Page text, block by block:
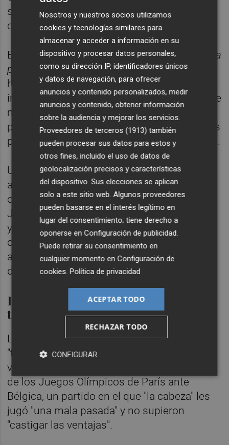
segundas opciones para rebajar la distancia
con las campeonas continentales.
España siguió acumulando errores en tiros,
a
priori
, fáciles en una tarde aciaga para las
hispanas, desbordadas por el acierto
inacabable desde el perímetro de su rival que
mantenía diferencias cercanas a los 20
puntos, y que le negó la remontada con unas
posesiones más largas para sellar su triunfo.
Un triple de Vilaró (60-71) fue el último
aliento de una España que se vio frenada,
otra vez, en la frontera de los cuartos en los
Juegos Olímpicos. La Bélgica de Meeseman
y Linskens que ya les ganó en la final
continental le apartó esta vez de seguir
alargando el sueño olímpico en los Juegos
del 5x5 femenino.
Laura Gil: "Nos merecíamos
terminar de una forma diferente"
La jugadoraLaura Gildijo que se merecían
"terminar de una forma diferente este
verano" después de caer en cuartos de final
de los Juegos Olímpicos de París ante
Bélgica, un partido en el que "la cabeza" les
jugó "una mala pasada" y no supieron
"castigar las ventajas".
Nosotros y nuestros socios utilizamos
cookies y tecnologías similares para
almacenar y acceder a información en su
dispositivo y procesar datos personales,
como su dirección IP, identificadores únicos
y datos de navegación, para ofrecer
anuncios y contenido personalizados, medir
anuncios y contenido, obtener información
sobre la audiencia y mejorar los servicios.
Proveedores de terceros (1913) también
pueden procesar sus datos para estos y
otros fines, incluido el uso de datos de
geolocalización precisos y características
del dispositivo. Sus elecciones se aplican
solo a este sitio web. Algunos proveedores
pueden basarse en el interés legítimo en
lugar del consentimiento; tiene derecho a
oponerse enConfiguración de publicidad.
Puede retirar su consentimiento en
cualquier momento enConfiguración de
cookies.Política de privacidad
ACEPTAR TODO
RECHAZAR TODO
CONFIGURAR